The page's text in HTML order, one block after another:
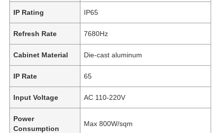
IP Rating IP65
Refresh Rate 7680Hz
Cabinet Material Die-cast aluminum
IP Rate 65
Input Voltage AC 110-220V
Power
Consumption
Max 800W/sqm